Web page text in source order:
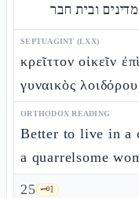
ובית חבר
SEPTUAGINT (LXX)
κρεῖττον οἰκεῖν
γυναικὸς
ORTHODOX READING
Better to live in a
a quarrelsome
25 🗝️1